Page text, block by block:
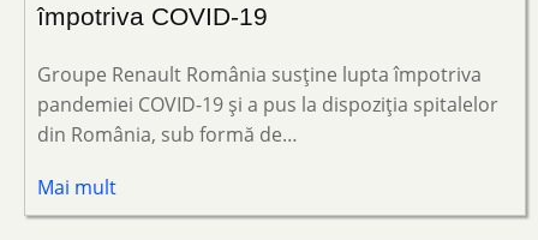
împotriva COVID-19
Groupe Renault România susține lupta împotriva
pandemiei COVID-19 și a pus la dispoziția spitalelor
din România, sub formă de…
Mai mult